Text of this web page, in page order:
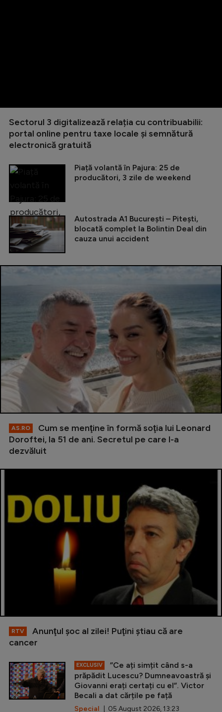
Sectorul 3 digitalizează relația cu contribuabilii:
portal online pentru taxe locale și semnătură
electronică gratuită
Piață volantă în Pajura: 25 de
producători, 3 zile de weekend
Autostrada A1 București – Pitești,
blocată complet la Bolintin Deal din
cauza unui accident
AS.RO
Cum se menţine în formă soţia lui Leonard
Doroftei, la 51 de ani. Secretul pe care l-a
dezvăluit
RTV
Anunţul şoc al zilei! Puţini ştiau că are
cancer
EXCLUSIV
”Ce ați simțit când s-a
prăpădit Lucescu? Dumneavoastră și
Giovanni erați certați cu el”. Victor
Becali a dat cărțile pe față
Special | 05 August 2026, 13:23